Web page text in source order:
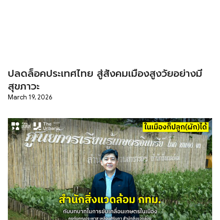
ปลดล็อคประเทศไทย สู่สังคมเมืองสูงวัยอย่างมี
สุขภาวะ
March 19, 2026